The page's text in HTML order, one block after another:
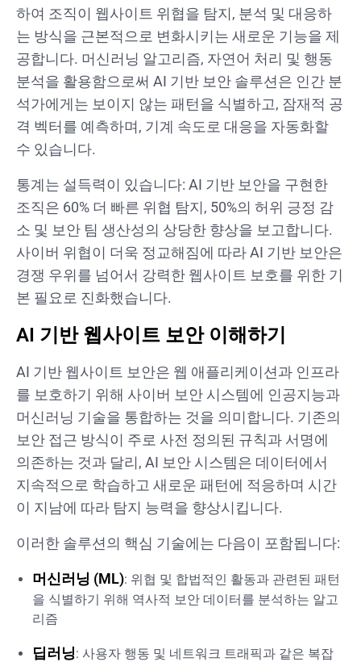
하여 조직이 웹사이트 위협을 탐지, 분석 및 대응하
는 방식을 근본적으로 변화시키는 새로운 기능을 제
공합니다. 머신러닝 알고리즘, 자연어 처리 및 행동
분석을 활용함으로써 AI 기반 보안 솔루션은 인간 분
석가에게는 보이지 않는 패턴을 식별하고, 잠재적 공
격 벡터를 예측하며, 기계 속도로 대응을 자동화할
수 있습니다.
통계는 설득력이 있습니다: AI 기반 보안을 구현한
조직은 60% 더 빠른 위협 탐지, 50%의 허위 긍정 감
소 및 보안 팀 생산성의 상당한 향상을 보고합니다.
사이버 위협이 더욱 정교해짐에 따라 AI 기반 보안은
경쟁 우위를 넘어서 강력한 웹사이트 보호를 위한 기
본 필요로 진화했습니다.
AI 기반 웹사이트 보안 이해하기
AI 기반 웹사이트 보안은 웹 애플리케이션과 인프라
를 보호하기 위해 사이버 보안 시스템에 인공지능과
머신러닝 기술을 통합하는 것을 의미합니다. 기존의
보안 접근 방식이 주로 사전 정의된 규칙과 서명에
의존하는 것과 달리, AI 보안 시스템은 데이터에서
지속적으로 학습하고 새로운 패턴에 적응하며 시간
이 지남에 따라 탐지 능력을 향상시킵니다.
이러한 솔루션의 핵심 기술에는 다음이 포함됩니다:
머신러닝 (ML): 위협 및 합법적인 활동과 관련된 패턴
을 식별하기 위해 역사적 보안 데이터를 분석하는 알고
리즘
딥러닝: 사용자 행동 및 네트워크 트래픽과 같은 복잡